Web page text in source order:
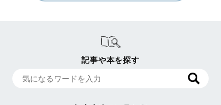
記事や本を探す